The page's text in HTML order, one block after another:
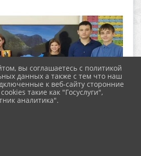
вы соглашаетесь с политикой
данных а также с тем что наш
к веб-сайту сторонние
такие как "Госуслуги",
аналитика".